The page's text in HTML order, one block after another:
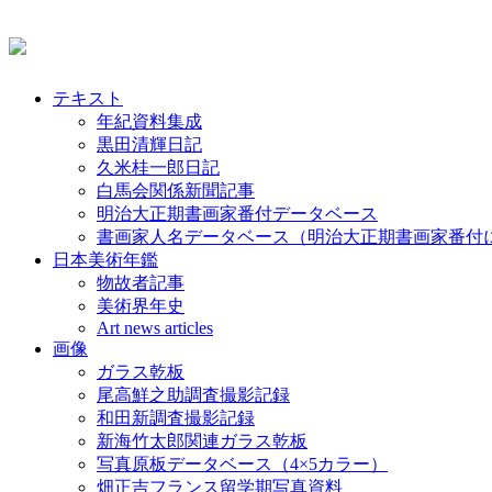
テキスト
年紀資料集成
黒田清輝日記
久米桂一郎日記
白馬会関係新聞記事
明治大正期書画家番付データベース
書画家人名データベース（明治大正期書画家番付
日本美術年鑑
物故者記事
美術界年史
Art news articles
画像
ガラス乾板
尾高鮮之助調査撮影記録
和田新調査撮影記録
新海竹太郎関連ガラス乾板
写真原板データベース（4×5カラー）
畑正吉フランス留学期写真資料